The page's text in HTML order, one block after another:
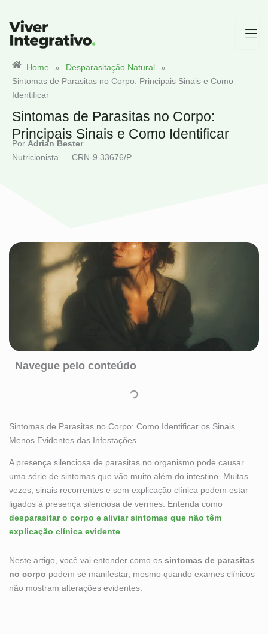
para
conteúdo
Home » Desparasitação Natural
»
Sintomas de Parasitas no Corpo: Principais Sinais e Como
Identificar
Sintomas de Parasitas no Corpo:
Principais Sinais e Como Identificar
Por Adrian Bester
Nutricionista — CRN-9 33676/P
Navegue pelo conteúdo
Sintomas de Parasitas no Corpo: Como Identificar os Sinais
Menos Evidentes das Infestações
A presença silenciosa de parasitas no organismo pode causar
uma série de sintomas que vão muito além do intestino. Muitas
vezes, sinais recorrentes e sem explicação clínica podem estar
ligados à presença silenciosa de vermes. Entenda como
desparasitar o corpo e aliviar sintomas que não têm
explicação clínica evidente.
Neste artigo, você vai entender como os sintomas de parasitas
no corpo podem se manifestar, mesmo quando exames clínicos
não mostram alterações evidentes.